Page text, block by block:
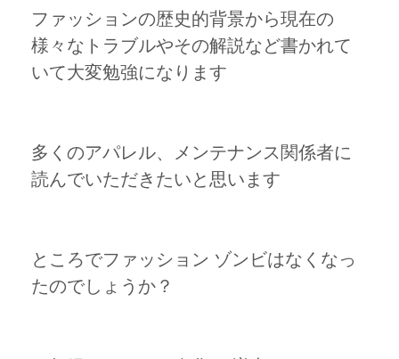
ファッションの歴史的背景から現在の
様々なトラブルやその解説など書かれて
いて大変勉強になります
多くのアパレル、メンテナンス関係者に
読んでいただきたいと思います
ところでファッション ゾンビはなくなっ
たのでしょうか？